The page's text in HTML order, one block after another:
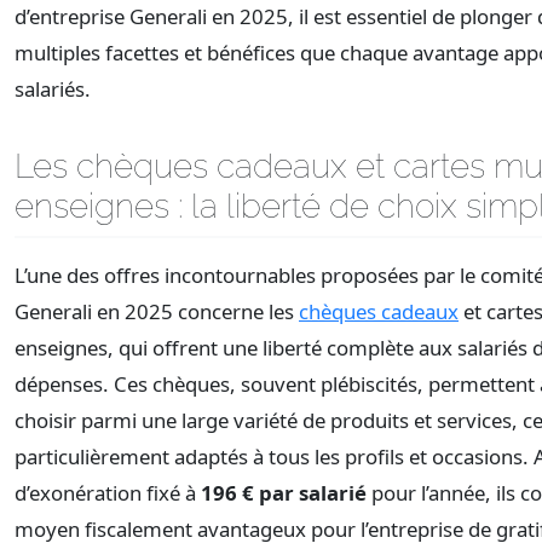
d’entreprise Generali en 2025, il est essentiel de plonger
multiples facettes et bénéfices que chaque avantage
salariés.
Les chèques cadeaux et cartes
enseignes : la liberté de choix
L’une des offres incontournables proposées par le
Generali en 2025 concerne les chèques cadeaux et
enseignes, qui offrent une liberté complète aux salariés
dépenses. Ces chèques, souvent plébiscités, permettent
choisir parmi une large variété de produits et services,
particulièrement adaptés à tous les profils et occasions.
d’exonération fixé à 196 € par salarié pour l’année, ils
moyen fiscalement avantageux pour l’entreprise de